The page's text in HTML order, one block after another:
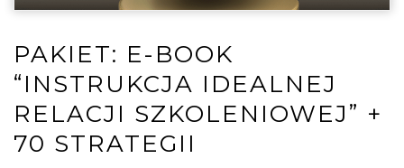
PAKIET: E-BOOK
“INSTRUKCJA IDEALNEJ
RELACJI SZKOLENIOWEJ” +
70 STRATEGII